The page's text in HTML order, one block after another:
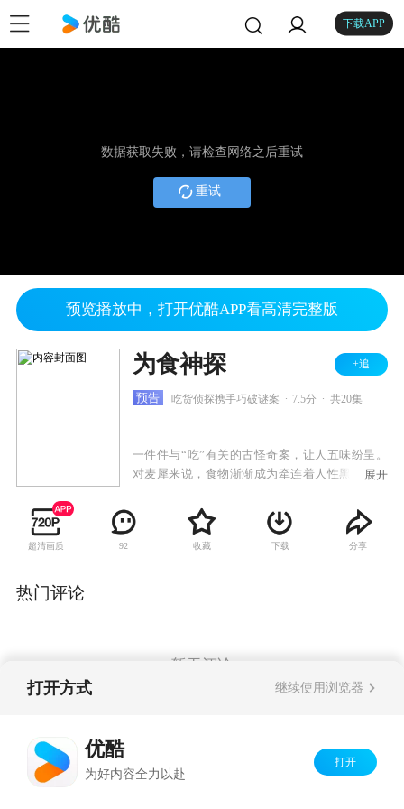
下载APP
数据获取失败，请检查网络之后重试
重试
预览播放中，打开优酷APP看高清完整版
为食神探 +追
预告 吃货侦探携手巧破谜案 7.5分 共20集
一件件与“吃”有关的古怪奇案，让人五味纷呈。
对麦犀来说，食物渐渐成为牵连着人性黑暗的查
找破案关键的麦犀，竟慢慢失去辨别味道的能
力。破案不成，麦犀还知道当年让他入狱的真
相，竟背弃杨得基、唐嘉嘉、岑爱娇、朱秀娜，
展开
超清画质 92 收藏 下载 分享
热门评论
暂无评论
打开方式 继续使用浏览器
优酷
为好内容全力以赴
打开